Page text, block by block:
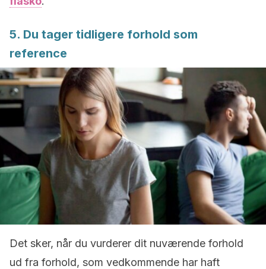
5. Du tager tidligere forhold som
reference
Det sker, når du vurderer dit nuværende forhold
ud fra forhold, som vedkommende har haft